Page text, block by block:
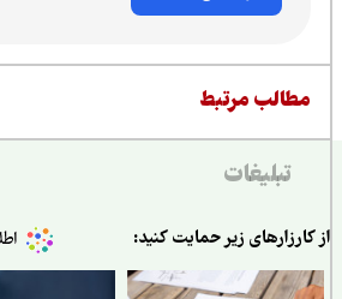
مرتبط
تبلیغات
زیر حمایت کنید: